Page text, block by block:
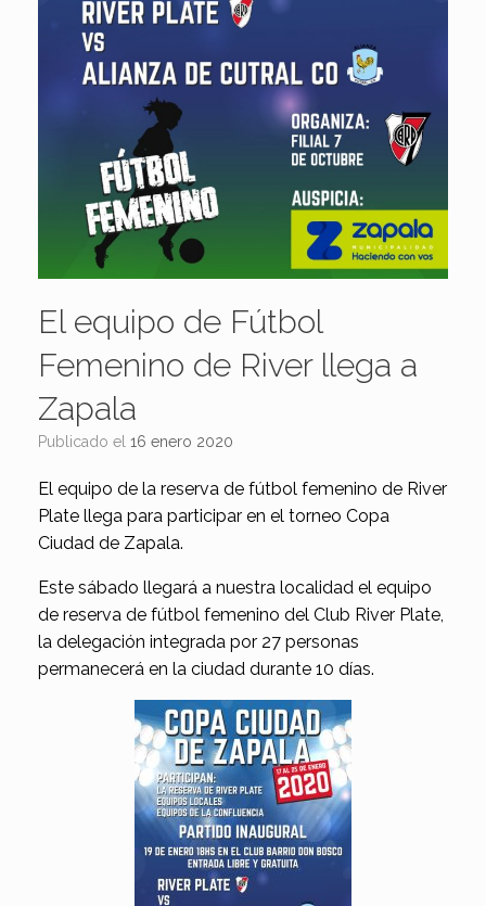
El equipo de Fútbol
Femenino de River llega a
Zapala
Publicado el 16 enero 2020
El equipo de la reserva de fútbol femenino de River
Plate llega para participar en el torneo Copa
Ciudad de Zapala.
Este sábado llegará a nuestra localidad el equipo
de reserva de fútbol femenino del Club River Plate,
la delegación integrada por 27 personas
permanecerá en la ciudad durante 10 días.